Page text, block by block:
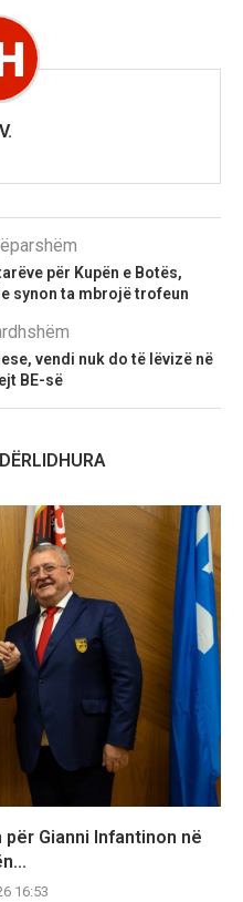
për Kupën e Botës,
synon ta mbrojë trofeun
vendi nuk do të lëvizë në
BE-së
Gianni Infantinon në
16:53